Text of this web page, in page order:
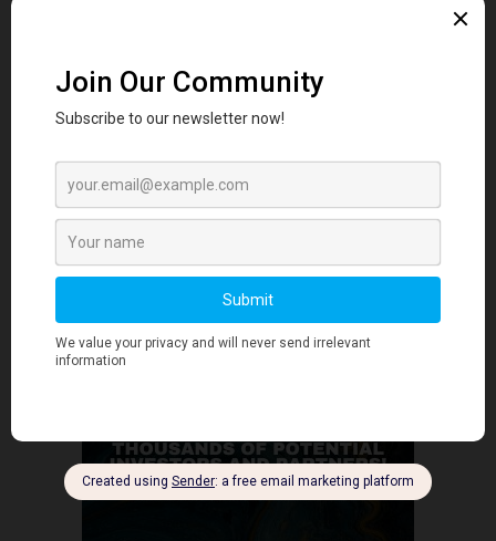
为什么越南顶尖内容创作者之一认为 AI 不
会决定营...
June 2, 2026
- Advertisment -